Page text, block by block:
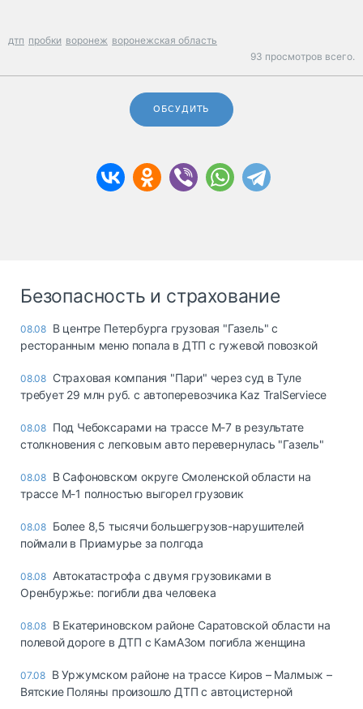
дтп пробки воронеж воронежская область
93 просмотров всего.
ОБСУДИТЬ
Безопасность и страхование
08.08 В центре Петербурга грузовая "Газель" с
ресторанным меню попала в ДТП с гужевой повозкой
08.08 Страховая компания "Пари" через суд в Туле
требует 29 млн руб. с автоперевозчика Kaz TralServiece
08.08 Под Чебоксарами на трассе М-7 в результате
столкновения с легковым авто перевернулась "Газель"
08.08 В Сафоновском округе Смоленской области на
трассе М-1 полностью выгорел грузовик
08.08 Более 8,5 тысячи большегрузов-нарушителей
поймали в Приамурье за полгода
08.08 Автокатастрофа с двумя грузовиками в
Оренбуржье: погибли два человека
08.08 В Екатериновском районе Саратовской области на
полевой дороге в ДТП с КамАЗом погибла женщина
07.08 В Уржумском районе на трассе Киров – Малмыж –
Вятские Поляны произошло ДТП с автоцистерной